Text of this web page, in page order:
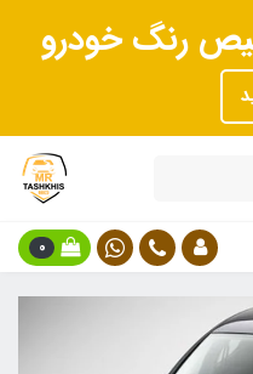
رنگ خودرو
0